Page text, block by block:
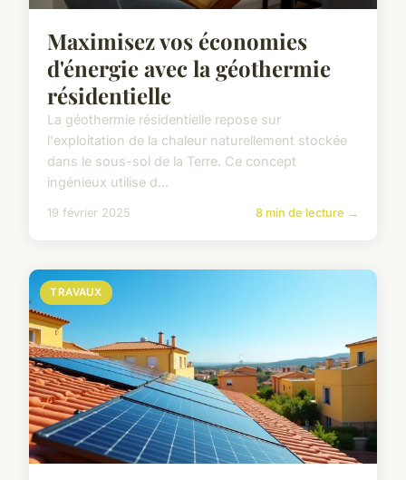
Maximisez vos économies
d'énergie avec la géothermie
résidentielle
La géothermie résidentielle repose sur
l'exploitation de la chaleur naturellement stockée
dans le sous-sol de la Terre. Ce concept
ingénieux utilise d...
19 février 2025 8 min de lecture →
TRAVAUX